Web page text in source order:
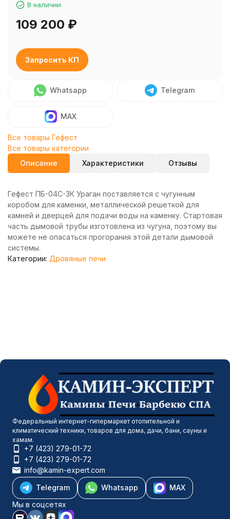
В наличии
109 200 ₽
Запросить КП
Whatsapp Telegram
MAX
Все товары Гефест
Все товары категории
Описание
Характеристики Отзывы
Гефест ПБ-04С-3К Ураган поставляется с чугунным
коробом для каменки, металлической решеткой для
камней и дверцей для подачи воды на каменку. Стартовая
часть дымовой трубы изготовлена из чугуна, поэтому вы
можете не опасаться прогорания этой детали дымовой
системы.
Категории: Дровяные печи
Федеральный интернет-гипермаркет отопительной и
климатический техники, товаров для дома, дачи, бани, сауны и
хамам.
+7 (423) 279-01-72
+7 (423) 279-01-72
info@kamin-expert.com
Telegram
Whatsapp
MAX
Мы в соцсетях